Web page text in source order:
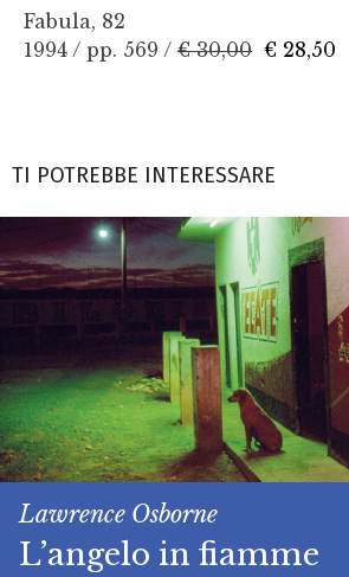
Fabula, 82
1994 / pp. 569 / € 30,00 € 28,50
TI POTREBBE INTERESSARE
Lawrence Osborne
L’angelo in fiamme